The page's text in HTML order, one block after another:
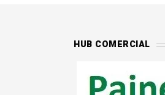
HUB COMERCIAL